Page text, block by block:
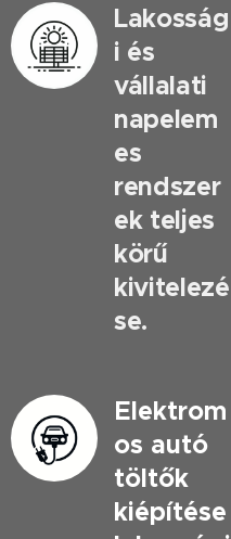
Lakosság
i és
vállalati
napelem
es
rendszer
ek teljes
körű
kivitelezé
se.
Elektrom
os autó
töltők
kiépítése